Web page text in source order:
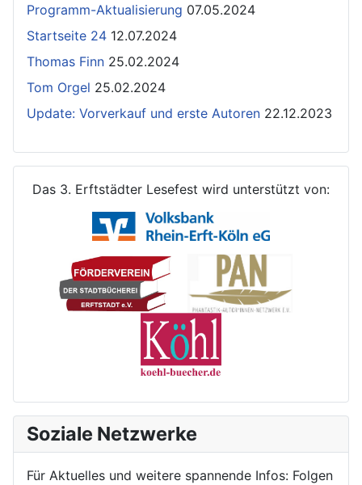
Soziale Netzwerke
Für Aktuelles und weitere spannende Infos: Folgen
Programm-Aktualisierung 07.05.2024
Startseite 24 12.07.2024
Thomas Finn 25.02.2024
Tom Orgel 25.02.2024
Update: Vorverkauf und erste Autoren 22.12.2023
Das 3. Erftstädter Lesefest wird unterstützt von: